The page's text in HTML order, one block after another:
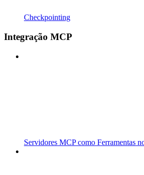
Checkpointing
Integração MCP
Servidores MCP como Ferramentas